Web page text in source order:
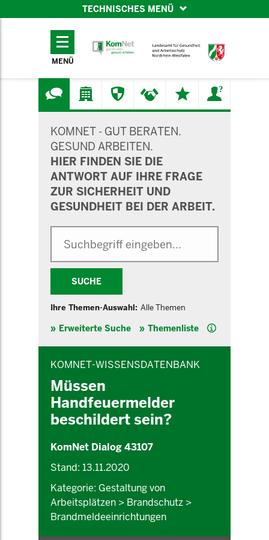
TECHNISCHES MENÜ
TECHNISCHES
MENÜ
KOMNET - GUT BERATEN.
GESUND ARBEITEN.
HIER FINDEN SIE DIE
ANTWORT AUF IHRE FRAGE
ZUR SICHERHEIT UND
GESUNDHEIT BEI DER ARBEIT.
SUCHE
Ihre Themen-Auswahl: Alle Themen
Erweiterte Suche Themenliste Hilfe
KOMNET-WISSENSDATENBANK
Müssen
Handfeuermelder
beschildert sein?
KomNet Dialog 43107
Stand: 13.11.2020
Kategorie: Gestaltung von
Arbeitsplätzen > Brandschutz >
Brandmeldeeinrichtungen